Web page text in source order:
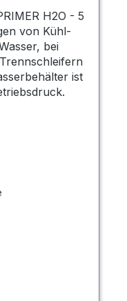
H2O - 5
von Kühl-
bei
ist